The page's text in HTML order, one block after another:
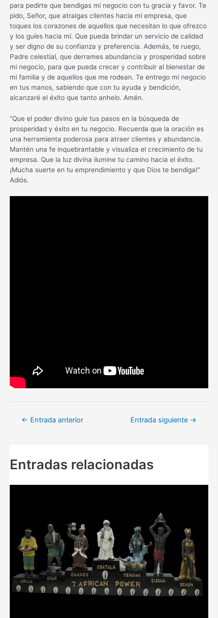
para pedirte que bendigas mi negocio con tu gracia y favor. Te
pido, Señor, que atraigas clientes hacia mi empresa, que
toques los corazones de aquellos que necesitan lo que ofrezco
y los guíes hacia mí. Que pueda brindar un servicio de calidad
y ser digno de su confianza y preferencia. Además, te ruego,
Padre celestial, que derrames abundancia y prosperidad sobre
mi negocio, para que pueda crecer y contribuir al bienestar de
mi familia y de aquellos que me rodean. Te entrego mi negocio
en tus manos, sabiendo que con tu ayuda y bendición,
alcanzaré el éxito que tanto anhelo. Amén.
“Que el poder divino guíe tus pasos en la búsqueda de
prosperidad y éxito en tu negocio. Recuerda que la oración es
una herramienta poderosa para atraer clientes y abundancia.
Mantén una fe inquebrantable y visualiza el crecimiento de tu
empresa. Que la luz divina ilumine tu camino hacia el éxito.
¡Mucha suerte en tu emprendimiento y que Dios te bendiga!”
Adiós.
Navegación
← Entrada anterior Entrada siguiente →
Entradas relacionadas